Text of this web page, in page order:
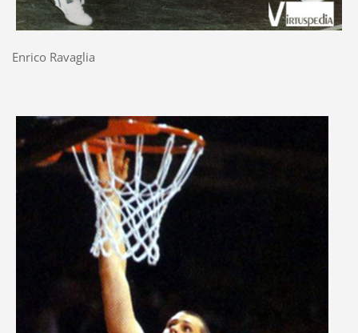
Enrico Ravaglia